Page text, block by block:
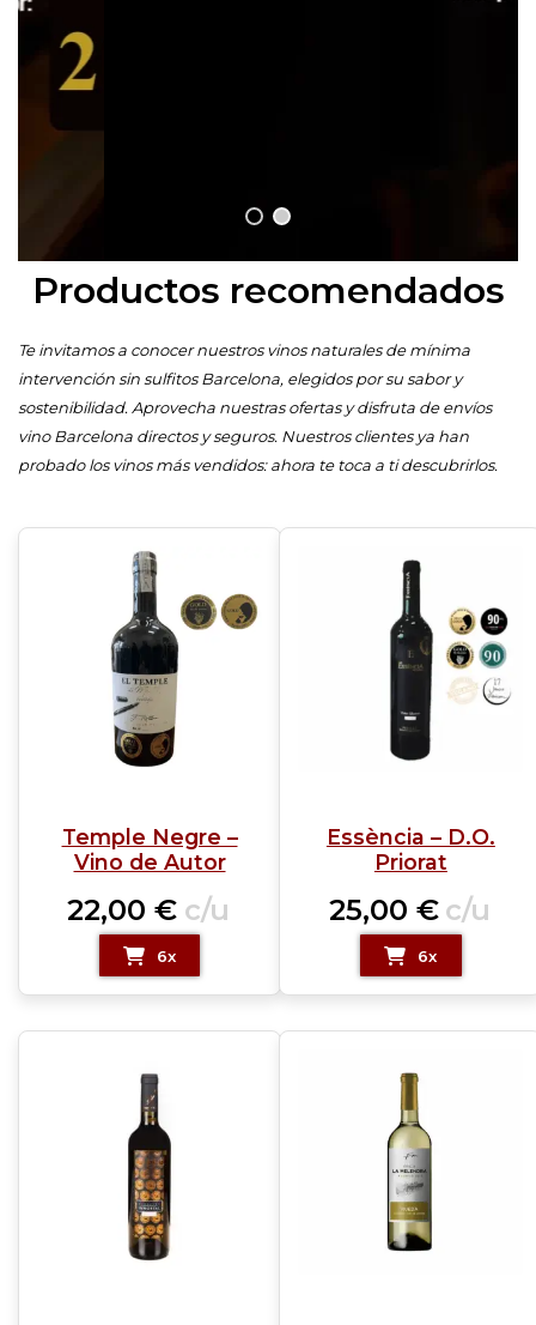
Productos recomendados
Te invitamos a conocer nuestros vinos naturales de mínima
intervención sin sulfitos Barcelona, elegidos por su sabor y
sostenibilidad. Aprovecha nuestras ofertas y disfruta de envíos
vino Barcelona directos y seguros. Nuestros clientes ya han
probado los vinos más vendidos: ahora te toca a ti descubrirlos.
Temple Negre –
Vino de Autor
22,00€ c/u
6x
Essència – D.O.
Priorat
25,00 € c/u
6x